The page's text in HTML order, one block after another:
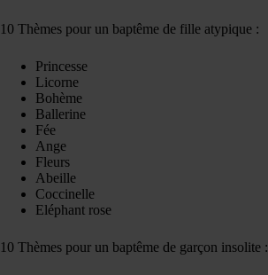
10 Thèmes pour un baptême de fille atypique :
Princesse
Licorne
Bohème
Ballerine
Fée
Ange
Fleurs
Abeille
Coccinelle
Eléphant rose
10 Thèmes pour un baptême de garçon insolite :